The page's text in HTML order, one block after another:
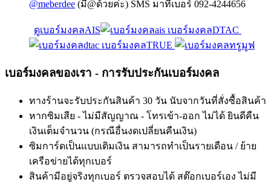
@meberdee (มี@ด้วยค่ะ) SMS มาที่เบอร์ 092-4244656
ดูเบอร์มงคลAIS
เบอร์มงคลDTAC
เบอร์มงคลTRUE
เบอร์มงคลของเรา - การรับประกันเบอร์มงคล
ทางร้านจะรับประกันสินค้า 30 วัน นับจากวันที่สั่งซื้อสินค้า
หากซิมเสีย - ไม่มีสัญญาณ - โทรเข้า-ออก ไม่ได้ ยินดีคืน
เงินเต็มจำนวน (กรณีอื่นงดเปลี่ยนคืนเงิน)
ซิมการ์ดเป็นแบบเติมเงิน สามารถทำเป็นรายเดือน / ย้าย
เครือข่ายได้ทุกเบอร์
สินค้ามีอยู่จริงทุกเบอร์ ตรวจสอบได้ สต๊อกเบอร์เอง ไม่มี